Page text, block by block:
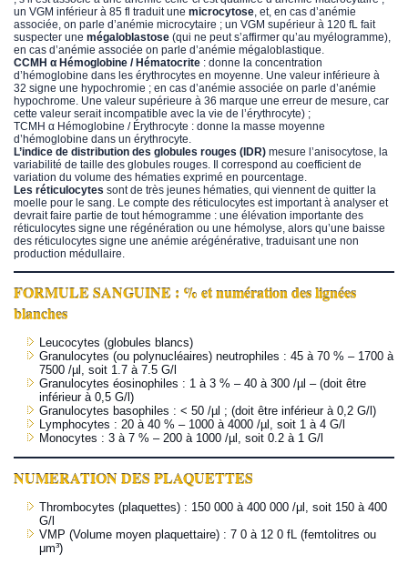
un VGM inférieur à 85 fl traduit unemicrocytose , et, en cas d’anémie
associée, on parle d’anémie microcytaire ; un VGM supérieur à 120 fL fait
suspecter unemégaloblastose(qui ne peut s’affirmer qu’au myélogramme),
en cas d’anémie associée on parle d’anémie mégaloblastique.
CCMH α Hémoglobine / Hématocrite : donne la concentration
d’hémoglobine dans les érythrocytes en moyenne. Une valeur inférieure à
32 signe une hypochromie ; en cas d’anémie associée on parle d’anémie
hypochrome. Une valeur supérieure à 36 marque une erreur de mesure, car
cette valeur serait incompatible avec la vie de l’érythrocyte) ;
TCMH α Hémoglobine / Érythrocyte : donne la masse moyenne
d’hémoglobine dans un érythrocyte.
L’indice de distribution des globules rouges (IDR) mesure l’anisocytose, la
variabilité de taille des globules rouges. Il correspond au coefficient de
variation du volume des hématies exprimé en pourcentage.
Les réticulocytes sont de très jeunes hématies, qui viennent de quitter la
moelle pour le sang. Le compte des réticulocytes est important à analyser et
devrait faire partie de tout hémogramme : une élévation importante des
réticulocytes signe une régénération ou une hémolyse, alors qu’une baisse
des réticulocytes signe une anémie arégénérative, traduisant une non
production médullaire.
FORMULE SANGUINE : % et numération des lignées
blanches
Leucocytes (globules blancs)
Granulocytes (ou polynucléaires) neutrophiles : 45 à 70 % – 1700 à
7500 /µl, soit 1.7 à 7.5 G/l
Granulocytes éosinophiles : 1 à 3 % – 40 à 300 /µl – (doit être
inférieur à 0,5 G/l)
Granulocytes basophiles : < 50 /µl ; (doit être inférieur à 0,2 G/l)
Lymphocytes : 20 à 40 % – 1000 à 4000 /µl, soit 1 à 4 G/l
Monocytes : 3 à 7 % – 200 à 1000 /µl, soit 0.2 à 1 G/l
NUMERATION DES PLAQUETTES
Thrombocytes (plaquettes) : 150 000 à 400 000 /μl, soit 150 à 400
G/l
VMP (Volume moyen plaquettaire) : 7 0 à 12 0 fL (femtolitres ou
μm³)